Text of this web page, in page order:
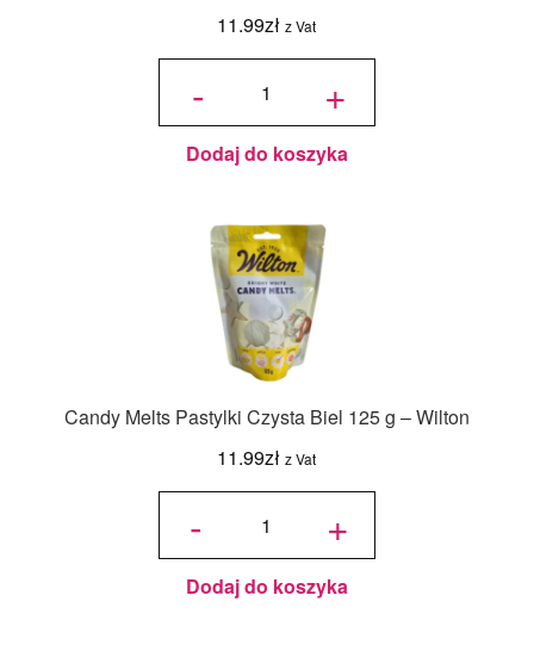
11.99zł z Vat
-
ilość
Pastylki
Białe
125 g -
Wilton +
Dodaj do koszyka
Candy Melts Pastylki Czysta Biel 125 g – Wilton
11.99zł z Vat
-
ilość
Pastylki
Czysta
125 g -
Wilton
+
Dodaj do koszyka